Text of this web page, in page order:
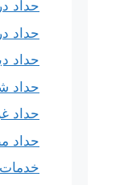
حداد
حداد
حداد
حداد
حداد
حداد